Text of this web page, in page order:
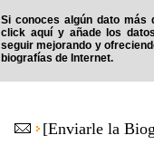
Si conoces algún dato más
click aquí y añade los
seguir mejorando y
biografías de Internet.
[Enviarle la